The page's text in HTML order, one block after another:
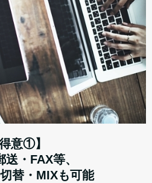
得意①】
・FAX等、
替・MIXも可能